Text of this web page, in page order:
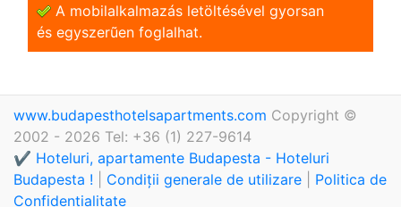
A mobilalkalmazás letöltésével gyorsan
és egyszerũen foglalhat.
www.budapesthotelsapartments.com Copyright ©
2002 - 2026 Tel: +36 (1) 227-9614
✔️ Hoteluri, apartamente Budapesta - Hoteluri
Budapesta !
Condiții generale de utilizare
Politica de
Confidențialitate